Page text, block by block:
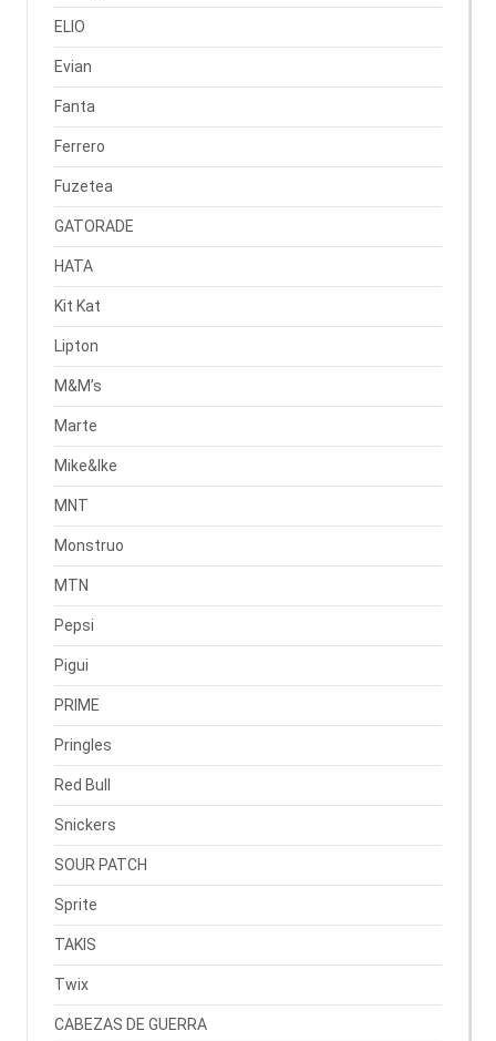
ELIO
Evian
Fanta
Ferrero
Fuzetea
GATORADE
HATA
Kit Kat
Lipton
M&M’s
Marte
Mike&Ike
MNT
Monstruo
MTN
Pepsi
Pigui
PRIME
Pringles
Red Bull
Snickers
SOUR PATCH
Sprite
TAKIS
Twix
CABEZAS DE GUERRA